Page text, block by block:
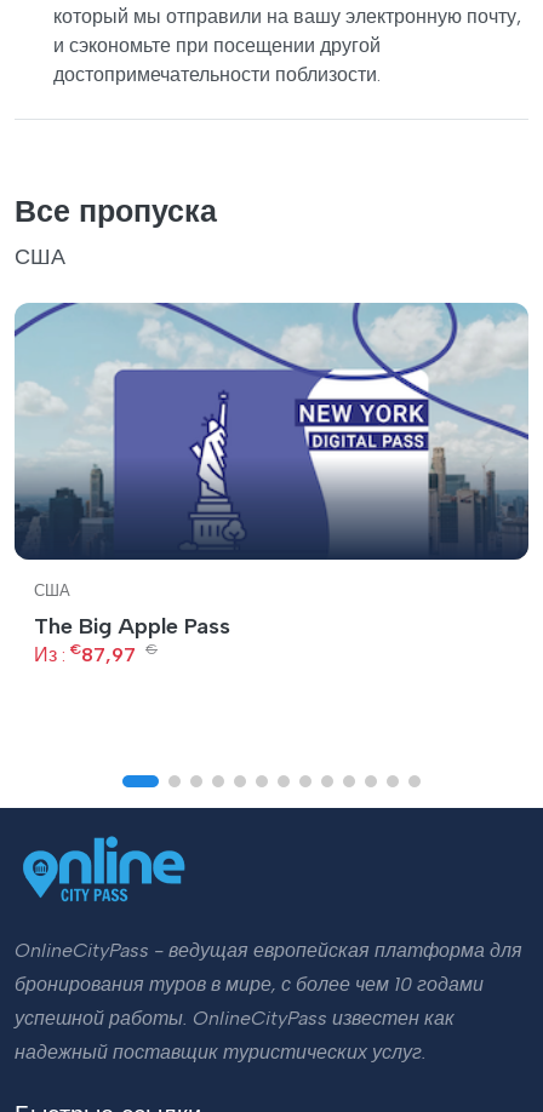
который мы отправили на вашу электронную почту,
и сэкономьте при посещении другой
достопримечательности поблизости.
Все пропуска
США
США
The Big Apple Pass
Из : €87,97 €
OnlineCityPass - ведущая европейская платформа для
бронирования туров в мире, с более чем 10 годами
успешной работы. OnlineCityPass известен как
надежный поставщик туристических услуг.